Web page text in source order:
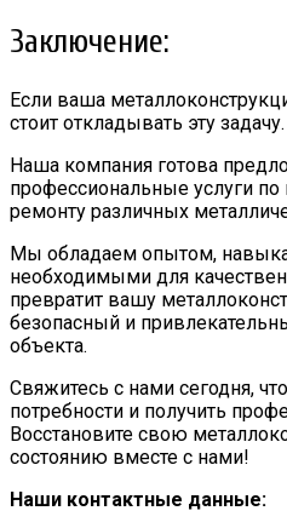
Заключение:
Если ваша
стоит откладывать эту задачу.
Наша компания готова
профессиональные услуги
ремонту различных
Мы обладаем опытом,
необходимыми для
превратит вашу
безопасный и
объекта.
Свяжитесь с нами сегодня,
потребности и получить
Восстановите свою
состоянию вместе с нами!
Наши контактные данные: